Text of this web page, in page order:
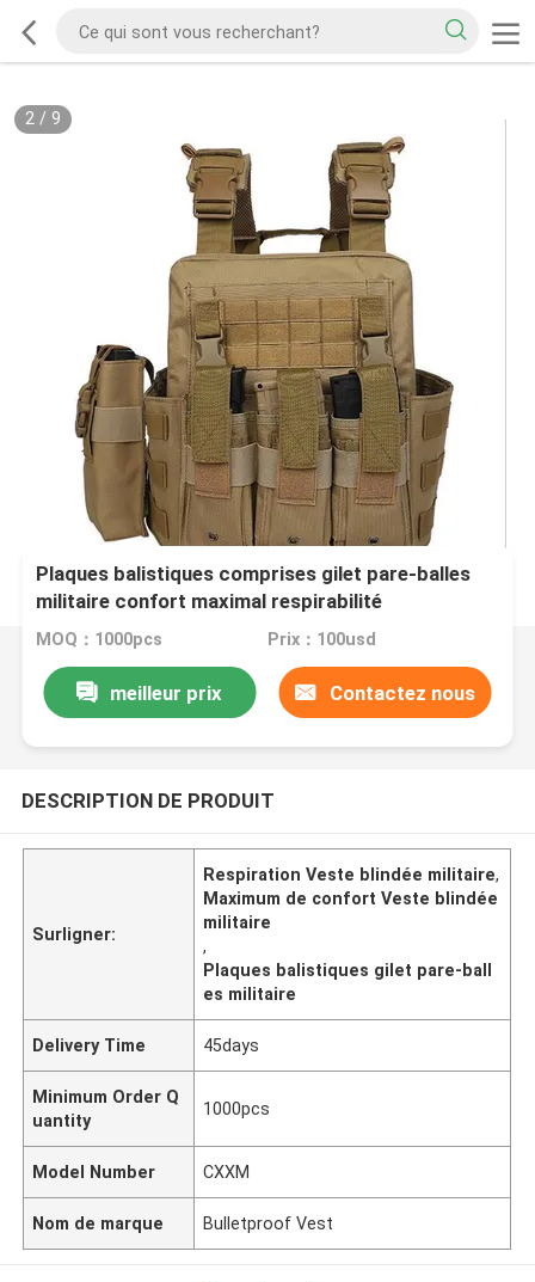
2/ 9
Plaques balistiques comprises gilet pare-balles
militaire confort maximal respirabilité
MOQ：1000pcs Prix：100usd
meilleur prix Contactez nous
DESCRIPTION DE PRODUIT
Surligner:
Respiration Veste blindée militaire,
Maximum de confort Veste blindée
militaire
,
Plaques balistiques gilet pare-ball
es militaire
Delivery Time 45days
Minimum Order Q
uantity
1000pcs
Model Number CXXM
Nom de marque Bulletproof Vest